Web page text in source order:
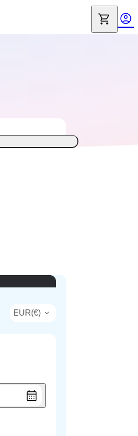
EUR(€)